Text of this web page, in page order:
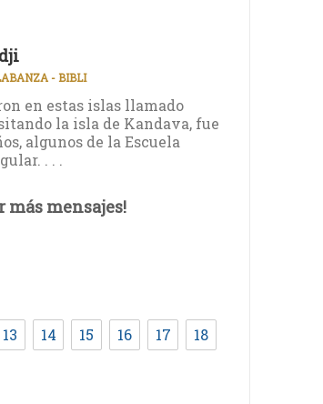
- BIBLI
en estas islas llamado
la isla de Kandava, fue
algunos de la Escuela
. . .
más mensajes!
13 14 15 16 17
18